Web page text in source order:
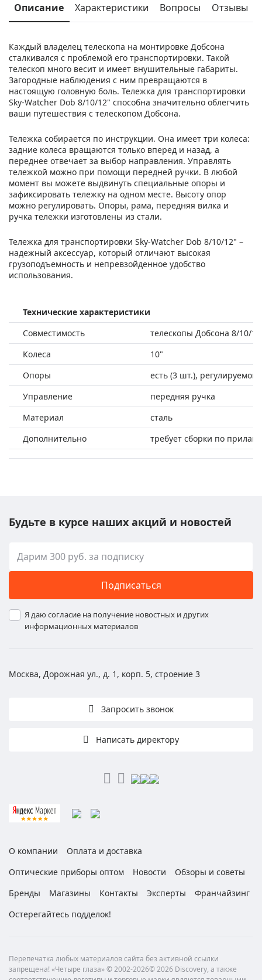
Описание Характеристики Вопросы Отзывы
Каждый владелец телескопа на монтировке Добсона
сталкивался с проблемой его транспортировки. Такой
телескоп много весит и имеет внушительные габариты.
Загородные наблюдения с ним превращаются в
настоящую головную боль. Тележка для транспортировки
Sky-Watcher Dob 8/10/12" способна значительно облегчить
ваши путешествия с телескопом Добсона.
Тележка собирается по инструкции. Она имеет три колеса:
задние колеса вращаются только вперед и назад, а
переднее отвечает за выбор направления. Управлять
тележкой можно при помощи передней ручки. В любой
момент вы можете выдвинуть специальные опоры и
зафиксировать тележку на одном месте. Высоту опор
можно регулировать. Опоры, рама, передняя вилка и
ручка тележки изготовлены из стали.
Тележка для транспортировки Sky-Watcher Dob 8/10/12" –
надежный аксессуар, который отличают высокая
грузоподъемность и непревзойденное удобство
использования.
Технические характеристики
Совместимость
телескопы Добсона 8/10/
Колеса
10"
Опоры
есть (3 шт.), регулируемой
Управление
передняя ручка
Материал
сталь
Дополнительно
требует сборки по
Будьте в курсе наших акций и новостей
Подписаться
Я даю согласие на получение новостных и других
информационных материалов
Москва, Дорожная ул., д. 1, корп. 5, строение 3
Запросить звонок
Написать директору
О компании
Оплата и доставка
Оптические приборы оптом
Новости
Обзоры и советы
Бренды
Магазины Контакты Эксперты
Франчайзинг
Остерегайтесь подделок!
Перепечатка любых материалов сайта без активной ссылки
запрещена! «Четыре глаза» © 2002-2026© 2026 Discovery, а также